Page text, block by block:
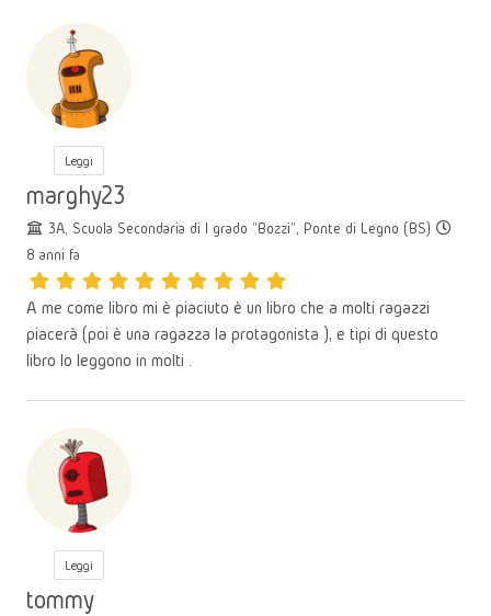
Leggi
marghy23
3A, Scuola Secondaria di I grado "Bozzi", Ponte di Legno (BS)
8 anni fa
A me come libro mi è piaciuto è un libro che a molti ragazzi
piacerà (poi è una ragazza la protagonista ), e tipi di questo
libro lo leggono in molti .
Leggi
tommy